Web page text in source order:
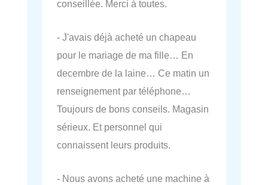
conseillée. Merci à toutes.
- J'avais déjà acheté un chapeau
pour le mariage de ma fille… En
decembre de la laine… Ce matin un
renseignement par téléphone…
Toujours de bons conseils. Magasin
sérieux. Et personnel qui
connaissent leurs produits.
- Nous avons acheté une machine à